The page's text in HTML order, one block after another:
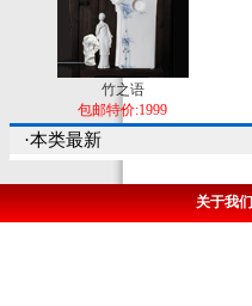
竹之语
包邮特价:1999
·本类最新
关于我们